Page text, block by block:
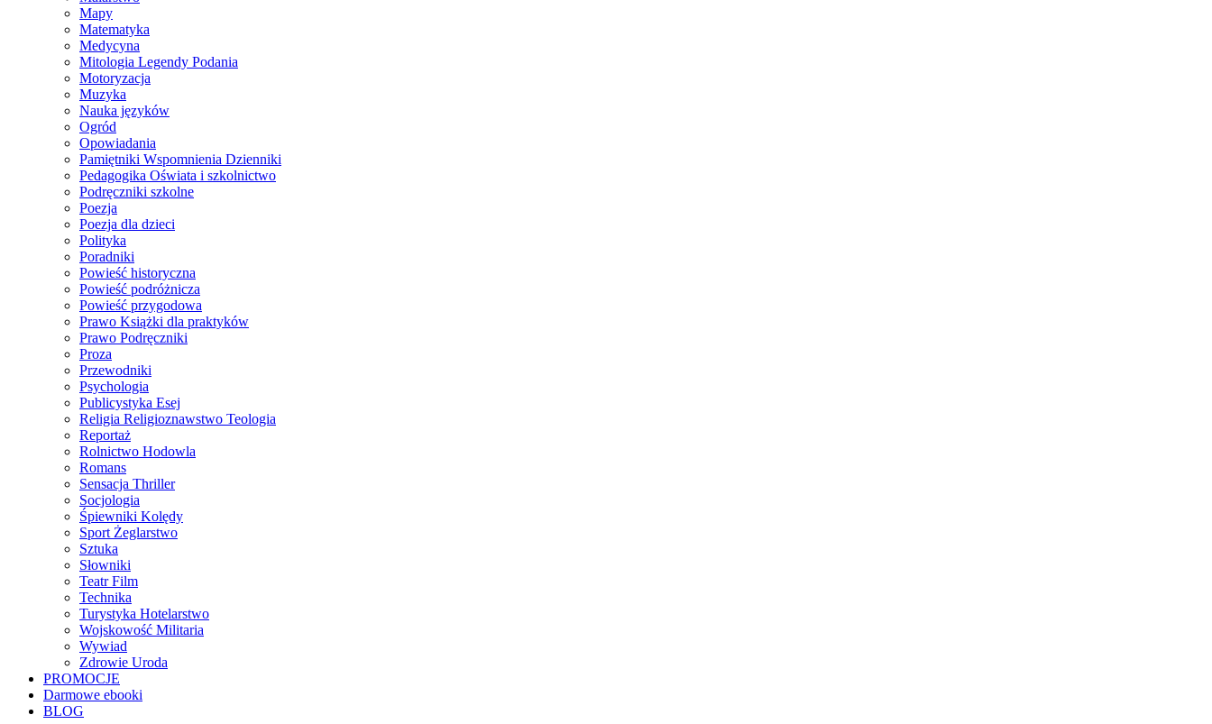
Mapy
Matematyka
Medycyna
Mitologia Legendy Podania
Motoryzacja
Muzyka
Nauka języków
Ogród
Opowiadania
Pamiętniki Wspomnienia Dzienniki
Pedagogika Oświata i szkolnictwo
Podręczniki szkolne
Poezja
Poezja dla dzieci
Polityka
Poradniki
Powieść historyczna
Powieść podróżnicza
Powieść przygodowa
Prawo Książki dla praktyków
Prawo Podręczniki
Proza
Przewodniki
Psychologia
Publicystyka Esej
Religia Religioznawstwo Teologia
Reportaż
Rolnictwo Hodowla
Romans
Sensacja Thriller
Socjologia
Śpiewniki Kolędy
Sport Żeglarstwo
Sztuka
Słowniki
Teatr Film
Technika
Turystyka Hotelarstwo
Wojskowość Militaria
Wywiad
Zdrowie Uroda
PROMOCJE
Darmowe ebooki
BLOG